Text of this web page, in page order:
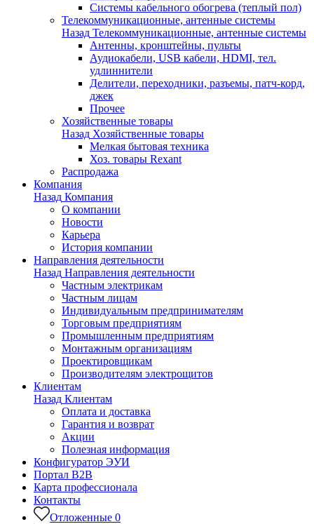
Системы кабельного обогрева (теплый пол)
Телекоммуникационные, антенные системы
Назад Телекоммуникационные, антенные системы
Антенны, кронштейны, пульты
Аудиокабели, USB кабели, HDMI, тел.
удлиннители
Делители, переходники, разъемы, патч-корд,
джек
Прочее
Хозяйственные товары
Назад Хозяйственные товары
Мелкая бытовая техника
Хоз. товары Rexant
Распродажа
Компания
Назад Компания
О компании
Новости
Карьера
История компании
Направления деятельности
Назад Направления деятельности
Частным электрикам
Частным лицам
Индивидуальным предпринимателям
Торговым предприятиям
Промышленным предприятиям
Монтажным организациям
Проектировщикам
Производителям электрощитов
Клиентам
Назад Клиентам
Оплата и доставка
Гарантия и возврат
Акции
Полезная информация
Конфигуратор ЭУИ
Портал B2B
Карта профессионала
Контакты
Отложенные 0